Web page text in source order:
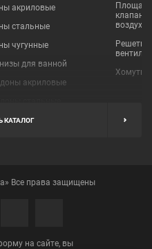
акриловые
стальные
чугунные
для ванной
акриловые
для ванн
клапаны
Решетки
Хомуты
КАТАЛОГ
Все права защищены
на сайте, вы